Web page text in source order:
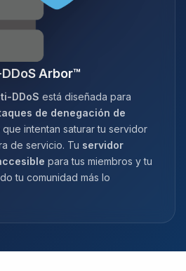
Arbor™
DDoS está diseñada para
de denegación de
que intentan saturar tu servidor
de servicio. Tu servidor
para tus miembros y tu
tu comunidad más lo